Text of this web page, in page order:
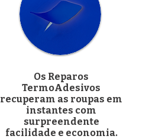
Os Reparos
TermoAdesivos
recuperam as roupas em
instantes com
surpreendente
facilidade e economia.